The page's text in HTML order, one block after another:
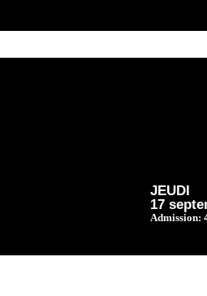
JEUDI
17
Admission: